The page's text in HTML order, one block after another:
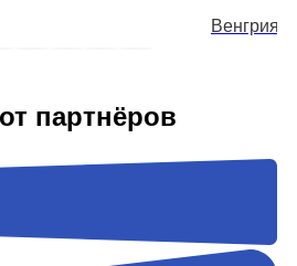
Венгрия
партнёров